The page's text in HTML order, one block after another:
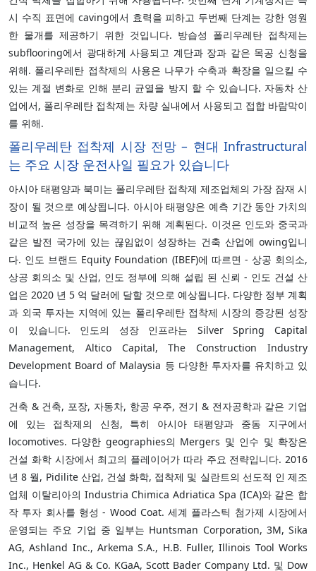
시 수직 표면에 caving에서 효력을 피하고 두번째 단계는 강한 영원
한 물개를 제공하기 위한 것입니다. 방습성 폴리우레탄 접착제는
subflooring에서 광대하게 사용되고 계단과 장과 같은 목공 신청을
위해. 폴리우레탄 접착제의 사용은 나무가 수축과 확장을 일으킬 수
있는 계절 변화로 인해 분리 균열을 방지 할 수 있습니다. 자동차 산
업에서, 폴리우레탄 접착제는 차량 실내에서 사용되고 접합 바람막이
를 위해.
폴리우레탄 접착제 시장 전망 – 현대 Infrastructural
는 주요 시장 운전사일 필요가 있습니다
아시아 태평양과 북미는 폴리우레탄 접착제 제조업체의 가장 잠재 시
장이 될 것으로 예상됩니다. 아시아 태평양은 예측 기간 동안 가치의
비교적 높은 성장을 목격하기 위해 계획된다. 이것은 인도와 중국과
같은 발전 국가에 있는 끊임없이 성장하는 건축 산업에 owing입니
다. 인도 브랜드 Equity Foundation (IBEF)에 따르면 - 상공 회의소,
상공 회의소 및 산업, 인도 정부에 의해 설립 된 신뢰 - 인도 건설 산
업은 2020 년 5 억 달러에 달할 것으로 예상됩니다. 다양한 정부 계획
과 외국 투자는 지역에 있는 폴리우레탄 접착제 시장의 증강된 성장
이 있습니다. 인도의 성장 인프라는 Silver Spring Capital
Management, Altico Capital, The Construction Industry
Development Board of Malaysia 등 다양한 투자자를 유치하고 있
습니다.
건축 & 건축, 포장, 자동차, 항공 우주, 전기 & 전자공학과 같은 기업
에 있는 접착제의 신청, 특히 아시아 태평양과 중동 지구에서
locomotives. 다양한 geographies의 Mergers 및 인수 및 확장은
건설 화학 시장에서 최고의 플레이어가 따라 주요 전략입니다. 2016
년 8 월, Pidilite 산업, 건설 화학, 접착제 및 실란트의 선도적 인 제조
업체 이탈리아의 Industria Chimica Adriatica Spa (ICA)와 같은 합
작 투자 회사를 형성 - Wood Coat. 세계 플라스틱 첨가제 시장에서
운영되는 주요 기업 중 일부는 Huntsman Corporation, 3M, Sika
AG, Ashland Inc., Arkema S.A., H.B. Fuller, Illinois Tool Works
Inc., Henkel AG & Co. KGaA, Scott Bader Company Ltd. 및 Dow